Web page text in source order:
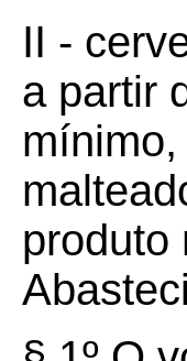
II -
a partir
produto